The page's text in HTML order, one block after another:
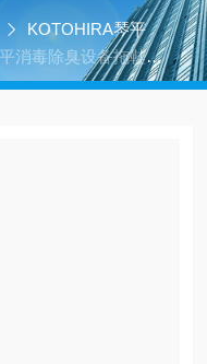
KOTOHIRA琴平
消毒除臭设备拖鞋消